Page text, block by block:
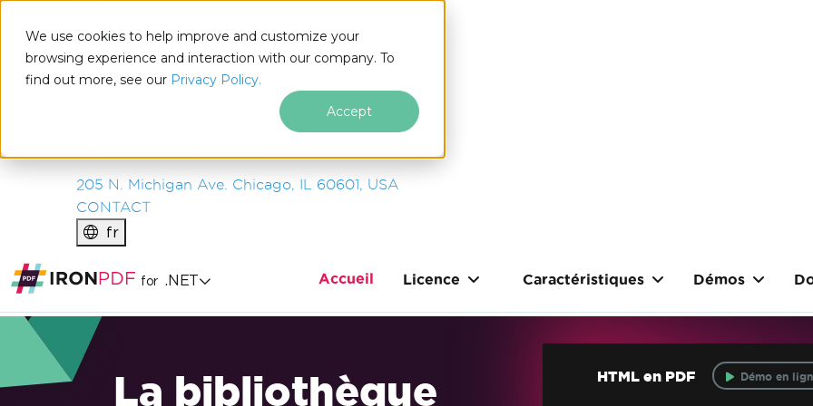
We use cookies to help improve and customize your
browsing experience and interaction with our company. To
find out more, see our Privacy Policy.
Accept
IRONSOFTWARE
PRODUITS
ENTREPRISE
205 N. Michigan Ave. Chicago, IL 60601, USA
CONTACT
fr
for .NET Accueil Licence Caractéristiques Démos
La bibliothèque HTML en PDF Démo en